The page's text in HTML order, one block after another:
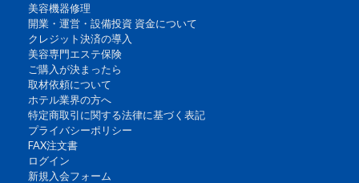
美容機器修理
開業・運営・設備投資 資金について
クレジット決済の導入
美容専門エステ保険
ご購入が決まったら
取材依頼について
ホテル業界の方へ
特定商取引に関する法律に基づく表記
プライバシーポリシー
FAX注文書
ログイン
新規入会フォーム